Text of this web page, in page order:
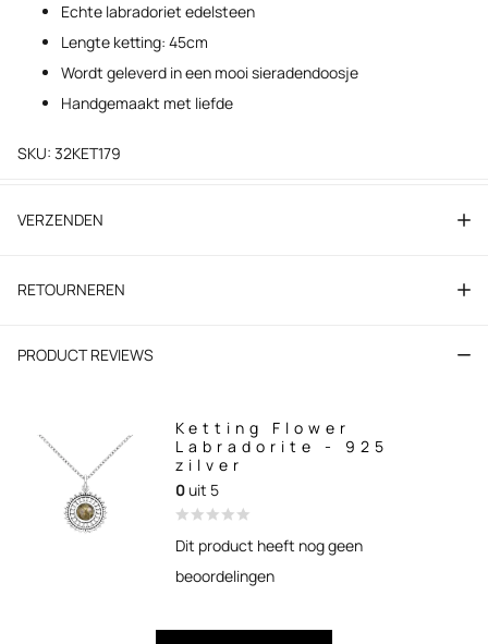
Echte labradoriet edelsteen
Lengte ketting: 45cm
Wordt geleverd in een mooi sieradendoosje
Handgemaakt met liefde
SKU: 32KET179
VERZENDEN
RETOURNEREN
PRODUCT REVIEWS
Ketting Flower
Labradorite - 925
zilver
0uit 5
Dit product heeft nog geen
beoordelingen